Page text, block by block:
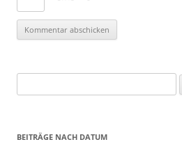
u
h
BEITRÄGE NACH DATUM